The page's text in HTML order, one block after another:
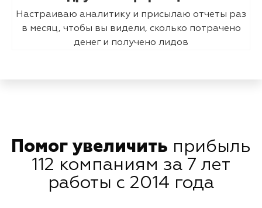
Настраиваю аналитику и присылаю отчеты раз
в месяц, чтобы вы видели, сколько потрачено
денег и получено лидов
Помог увеличить прибыль
112 компаниям за 7 лет
работы с 2014 года